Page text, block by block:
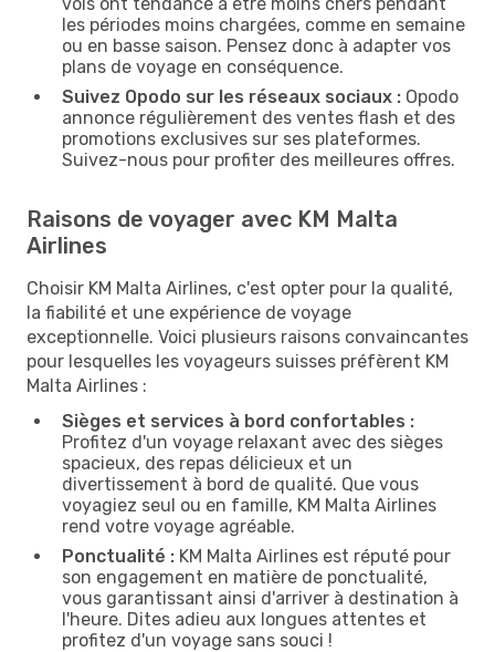
les périodes moins chargées, comme en semaine
ou en basse saison. Pensez donc à adapter vos
plans de voyage en conséquence.
Suivez Opodo sur les réseaux sociaux : Opodo
annonce régulièrement des ventes flash et des
promotions exclusives sur ses plateformes.
Suivez-nous pour profiter des meilleures offres.
Raisons de voyager avec KM Malta
Airlines
Choisir KM Malta Airlines, c'est opter pour la qualité,
la fiabilité et une expérience de voyage
exceptionnelle. Voici plusieurs raisons convaincantes
pour lesquelles les voyageurs suisses préfèrent KM
Malta Airlines :
Sièges et services à bord confortables :
Profitez d'un voyage relaxant avec des sièges
spacieux, des repas délicieux et un
divertissement à bord de qualité. Que vous
voyagiez seul ou en famille, KM Malta Airlines
rend votre voyage agréable.
Ponctualité : KM Malta Airlines est réputé pour
son engagement en matière de ponctualité,
vous garantissant ainsi d'arriver à destination à
l'heure. Dites adieu aux longues attentes et
profitez d'un voyage sans souci !